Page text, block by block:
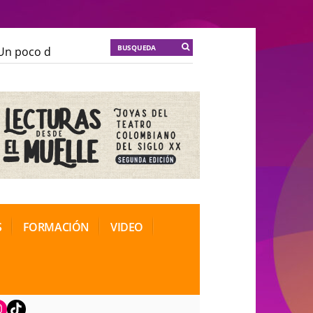
poco de locura para la cordura
Soma
de Teatro Rosa
FORMACIÓN VIDEO
TikTok